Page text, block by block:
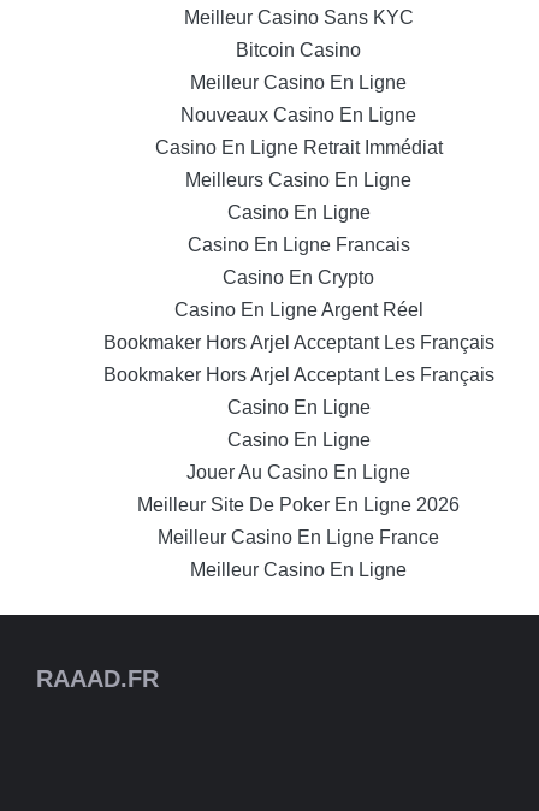
Meilleur Casino Sans KYC
Bitcoin Casino
Meilleur Casino En Ligne
Nouveaux Casino En Ligne
Casino En Ligne Retrait Immédiat
Meilleurs Casino En Ligne
Casino En Ligne
Casino En Ligne Francais
Casino En Crypto
Casino En Ligne Argent Réel
Bookmaker Hors Arjel Acceptant Les Français
Bookmaker Hors Arjel Acceptant Les Français
Casino En Ligne
Casino En Ligne
Jouer Au Casino En Ligne
Meilleur Site De Poker En Ligne 2026
Meilleur Casino En Ligne France
Meilleur Casino En Ligne
RAAAD.FR